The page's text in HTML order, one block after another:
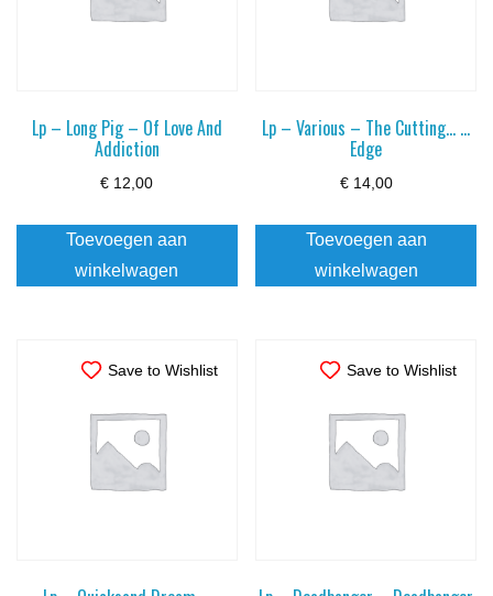
Lp – Long Pig – Of Love And
Addiction
€ 12,00
Toevoegen aan
winkelwagen
Lp – Various – The Cutting… …
Edge
€14,00
Toevoegen aan
winkelwagen
Save to Wishlist Save to Wishlist